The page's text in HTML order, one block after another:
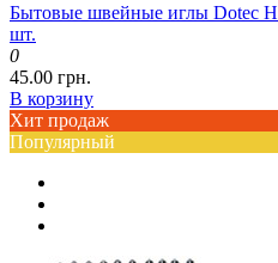
Бытовые швейные иглы Dotec
шт.
0
45.00 грн.
В корзину
Хит продаж
Популярный